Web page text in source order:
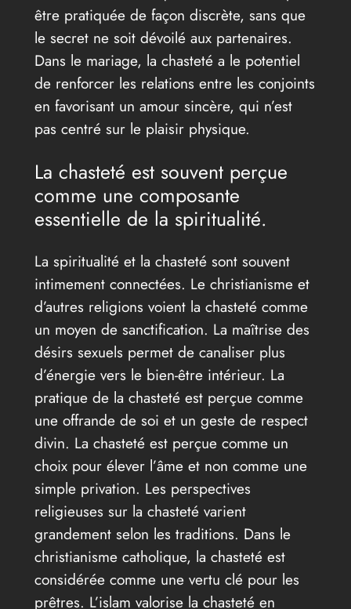
être pratiquée de façon discrète, sans que
le secret ne soit dévoilé aux partenaires.
Dans le mariage, la chasteté a le potentiel
de renforcer les relations entre les conjoints
en favorisant un amour sincère, qui n’est
pas centré sur le plaisir physique.
La chasteté est souvent perçue
comme une composante
essentielle de la spiritualité.
La spiritualité et la chasteté sont souvent
intimement connectées. Le christianisme et
d’autres religions voient la chasteté comme
un moyen de sanctification. La maîtrise des
désirs sexuels permet de canaliser plus
d’énergie vers le bien-être intérieur. La
pratique de la chasteté est perçue comme
une offrande de soi et un geste de respect
divin. La chasteté est perçue comme un
choix pour élever l’âme et non comme une
simple privation. Les perspectives
religieuses sur la chasteté varient
grandement selon les traditions. Dans le
christianisme catholique, la chasteté est
considérée comme une vertu clé pour les
prêtres. L’islam valorise la chasteté en